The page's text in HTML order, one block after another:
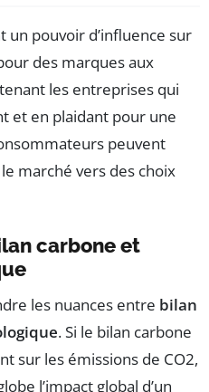
un pouvoir d’influence sur
des marques aux
les entreprises qui
et en plaidant pour une
peuvent
marché vers des choix
carbone et
les nuances entre bilan
. Si le bilan carbone
sur les émissions de CO2,
l’impact global d’un